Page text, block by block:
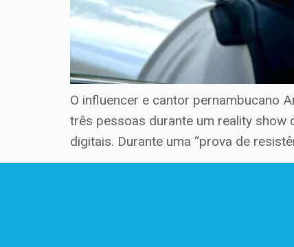
O influencer e cantor pernambucano
três pessoas durante um reality show
digitais. Durante uma “prova de